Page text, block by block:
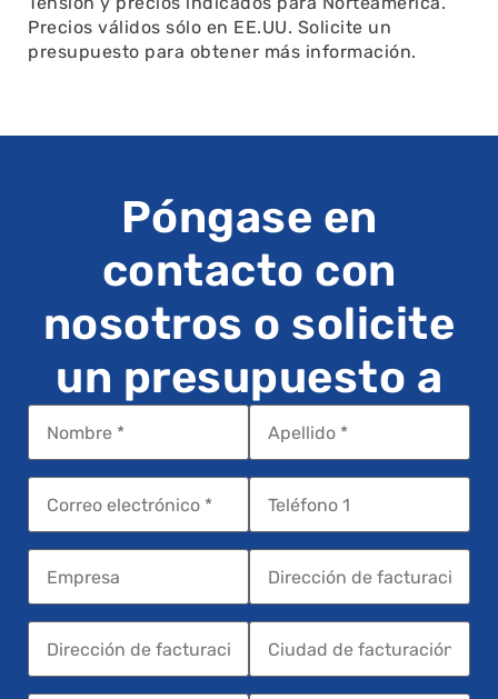
Precios válidos sólo en EE.UU. Solicite un
presupuesto para obtener más información.
Póngase en
contacto con
nosotros o solicite
un presupuesto a